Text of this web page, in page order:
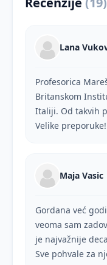
Lana
Profesorica
Britanskom
Italiji. Od takvih
Velike preporuke!
Maja Vasic
Gordana već
veoma sam
je najvažnije
Sve pohvale za